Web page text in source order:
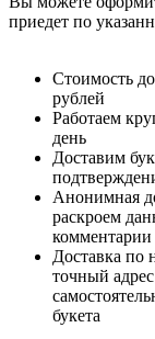
приедет по
Стоимость
рублей
Работаем
день
Доставим
Анонимная
раскроем
комментарии
Доставка по
точный
букета